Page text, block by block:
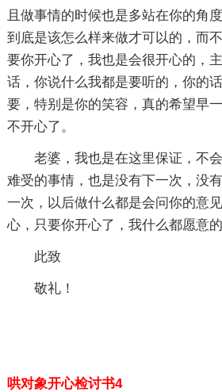
且做事情的时候也是多站在你的角
到底是该怎么样来做才可以的，而
要你开心了，我也是会很开心的，
话，你说什么我都是要听的，你的
要，特别是你的笑容，真的希望早
不开心了。
老婆，我也是在这里保证，不
难受的事情，也是没有下一次，没
一次，以后做什么都是会问你的意
心，只要你开心了，我什么都愿意的
此致
敬礼！
哄对象开心检讨书4